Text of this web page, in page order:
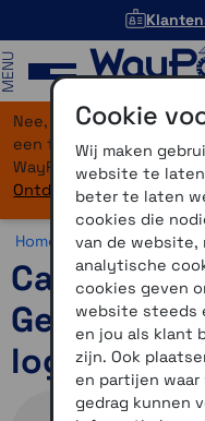
Nee, je bent niet
een flinke upgrade
WayPoint-service, maar
Ontdek hier wat er
Home >Overig >
Cache
Geocache
logboek
Cookie
Wij maken
website te
beter te laten
cookies die
van de website,
analytische
cookies geven
website steeds
en jou als klant
zijn. Ook
en partijen waar
gedrag kunnen